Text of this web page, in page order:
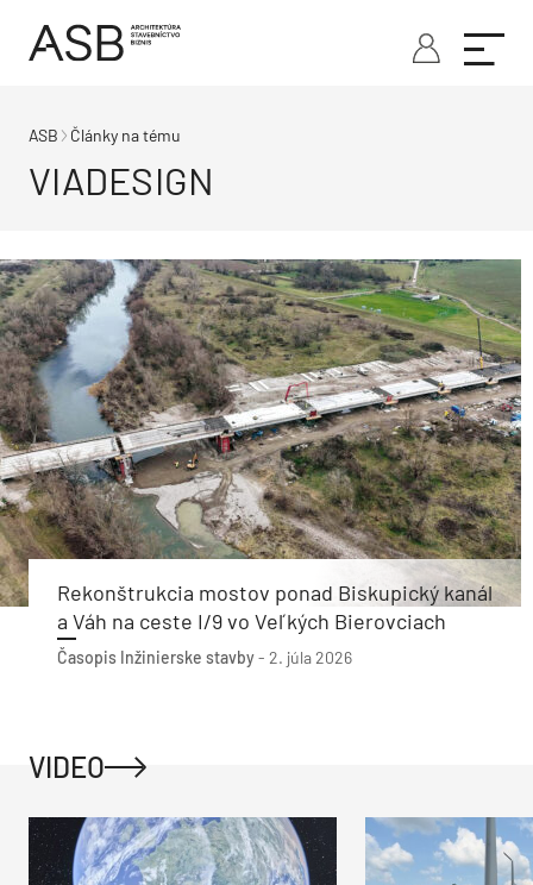
ASB Články na tému
VIADESIGN
Rekonštrukcia mostov ponad Biskupický kanál
a Váh na ceste I/9 vo Veľkých Bierovciach
Časopis Inžinierske stavby- 2. júla 2026
VIDEO